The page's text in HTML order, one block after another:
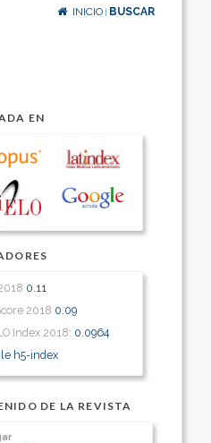
INICIO BUSCAR
EN
0.11
2018 0.09
Index 2018: 0.0964
h5-index
DE LA REVISTA